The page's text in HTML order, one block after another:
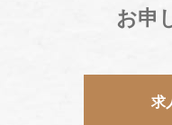
お申
求